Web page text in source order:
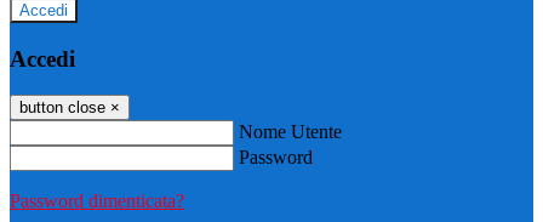
Accedi
Accedi
button close ×
Nome Utente
Password
Password dimenticata?